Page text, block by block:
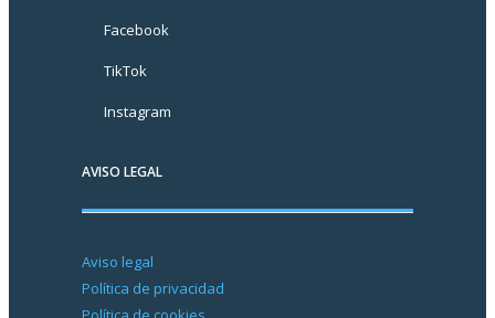
Facebook
TikTok
Instagram
AVISO LEGAL
Aviso legal
Política de privacidad